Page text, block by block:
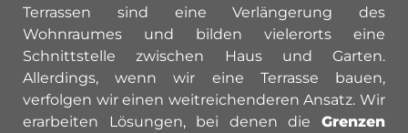
Terrassen sind eine Verlängerung des
Wohnraumes und bilden vielerorts eine
Schnittstelle zwischen Haus und Garten.
Allerdings, wenn wir eine Terrasse bauen,
verfolgen wir einen weitreichenderen Ansatz. Wir
erarbeiten Lösungen, bei denen die Grenzen